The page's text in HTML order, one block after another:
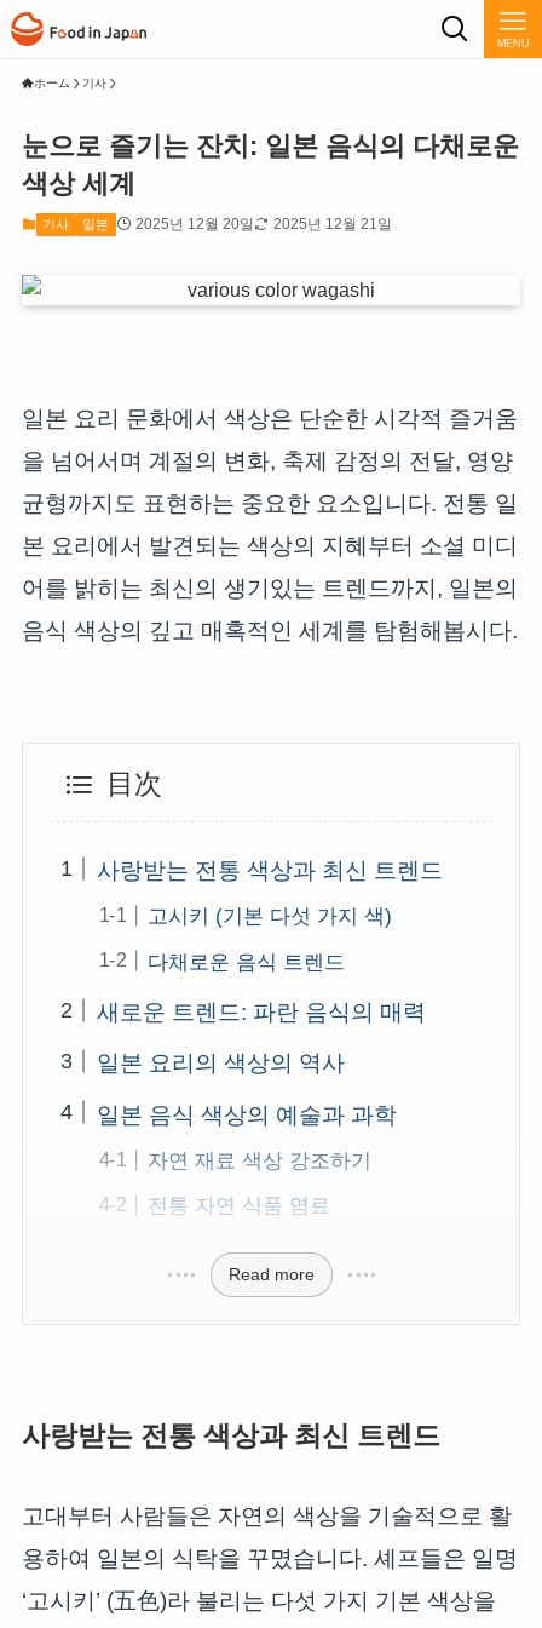
MENU
ホーム 기사
눈으로 즐기는 잔치: 일본 음식의 다채로운
색상 세계
기사 일본 2025년 12월 20일 2025년 12월 21일
일본 요리 문화에서 색상은 단순한 시각적 즐거움
을 넘어서며 계절의 변화, 축제 감정의 전달, 영양
균형까지도 표현하는 중요한 요소입니다. 전통 일
본 요리에서 발견되는 색상의 지혜부터 소셜 미디
어를 밝히는 최신의 생기있는 트렌드까지, 일본의
음식 색상의 깊고 매혹적인 세계를 탐험해봅시다.
目次
사랑받는 전통 색상과 최신 트렌드
고시키 (기본 다섯 가지 색)
다채로운 음식 트렌드
새로운 트렌드: 파란 음식의 매력
일본 요리의 색상의 역사
일본 음식 색상의 예술과 과학
자연 재료 색상 강조하기
전통 자연 식품 염료
Read more
사랑받는 전통 색상과 최신 트렌드
고대부터 사람들은 자연의 색상을 기술적으로 활
용하여 일본의 식탁을 꾸몄습니다. 셰프들은 일명
‘고시키’ (五色)라 불리는 다섯 가지 기본 색상을